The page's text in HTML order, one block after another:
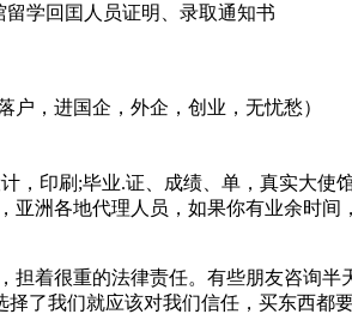
学回囯人员证明、录取通知书
户，进国企，外企，创业，无忧愁）
印刷;毕业.证、成绩、单，真实大使
洲各地代理人员，如果你有业余时间
着很重的法律责任。有些朋友咨询
了我们就应该对我们信任，买东西